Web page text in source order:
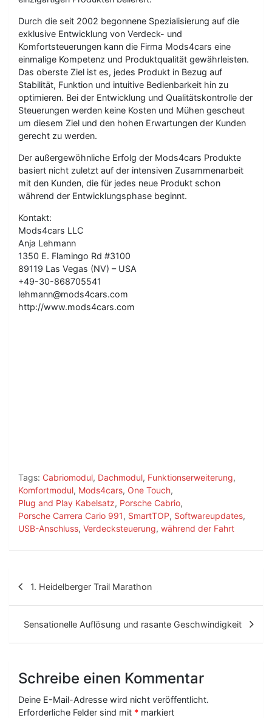
Durch die seit 2002 begonnene Spezialisierung auf die
exklusive Entwicklung von Verdeck- und
Komfortsteuerungen kann die Firma Mods4cars eine
einmalige Kompetenz und Produktqualität gewährleisten.
Das oberste Ziel ist es, jedes Produkt in Bezug auf
Stabilität, Funktion und intuitive Bedienbarkeit hin zu
optimieren. Bei der Entwicklung und Qualitätskontrolle der
Steuerungen werden keine Kosten und Mühen gescheut
um diesem Ziel und den hohen Erwartungen der Kunden
gerecht zu werden.
Der außergewöhnliche Erfolg der Mods4cars Produkte
basiert nicht zuletzt auf der intensiven Zusammenarbeit
mit den Kunden, die für jedes neue Produkt schon
während der Entwicklungsphase beginnt.
Kontakt:
Mods4cars LLC
Anja Lehmann
1350 E. Flamingo Rd #3100
89119 Las Vegas (NV) – USA
+49-30-868705541
lehmann@mods4cars.com
http://www.mods4cars.com
Tags: Cabriomodul, Dachmodul, Funktionserweiterung,
Komfortmodul, Mods4cars, One Touch,
Plug and Play Kabelsatz, Porsche Cabrio,
Porsche Carrera Cario 991, SmartTOP, Softwareupdates,
USB-Anschluss, Verdecksteuerung, während der Fahrt
t
a
g
1. Heidelberger Trail Marathon
Sensationelle Auflösung und rasante Geschwindigkeit
Schreibe einen Kommentar
Deine E-Mail-Adresse wird nicht veröffentlicht.
Erforderliche Felder sind mit * markiert